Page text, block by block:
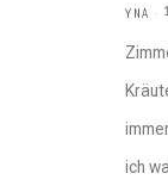
YNA
ich